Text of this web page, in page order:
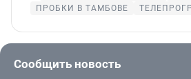
ПРОБКИ В ТАМБОВЕ
Сообщить новость